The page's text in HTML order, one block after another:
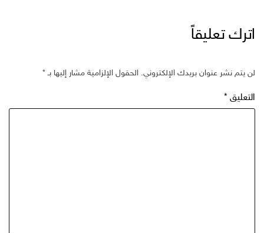
تعليقاً
يتم نشر عنوان بريدك الإلكتروني. الحقول الإلزامية مشار إليها بـ*
*